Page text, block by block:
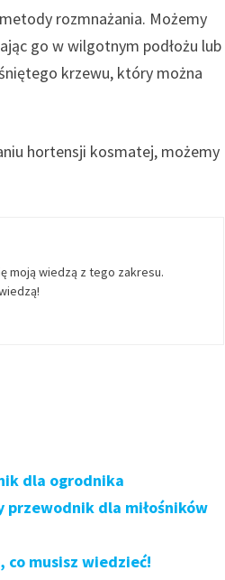
rozmnażania. Możemy
go w wilgotnym podłożu lub
krzewu, który można
hortensji kosmatej, możemy
moją wiedzą z tego zakresu.
dla ogrodnika
przewodnik dla miłośników
co musisz wiedzieć!